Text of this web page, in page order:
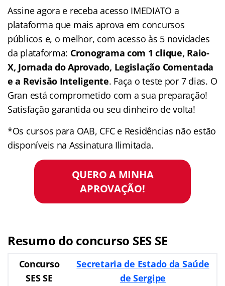
Assine agora e receba acesso IMEDIATO a
plataforma que mais aprova em concursos
públicos e, o melhor, com acesso às 5 novidades
da plataforma: Cronograma com 1 clique, Raio-
X, Jornada do Aprovado, Legislação Comentada
e a Revisão Inteligente. Faça o teste por 7 dias. O
Gran está comprometido com a sua preparação!
Satisfação garantida ou seu dinheiro de volta!
*Os cursos para OAB, CFC e Residências não estão
disponíveis na Assinatura Ilimitada.
QUERO A MINHA
APROVAÇÃO!
Resumo do concurso SES SE
Concurso
SES SE
Secretaria de Estado da Saúde
de Sergipe